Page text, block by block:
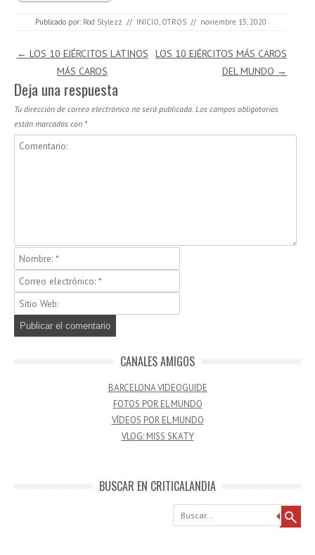
Publicado por: Rod Stylezz // INICIO, OTROS // noviembre 15, 2020
Navegación de entradas
← LOS 10 EJÉRCITOS LATINOS
MÁS CAROS
LOS 10 EJÉRCITOS MÁS CAROS
DEL MUNDO →
Deja una respuesta
Tu dirección de correo electrónico no será publicada. Los campos obligatorios
están marcados con *
CANALES AMIGOS
BARCELONA VIDEOGUIDE
FOTOS POR EL MUNDO
VÍDEOS POR EL MUNDO
VLOG: MISS SKATY
BUSCAR EN CRITICALANDIA
Buscar